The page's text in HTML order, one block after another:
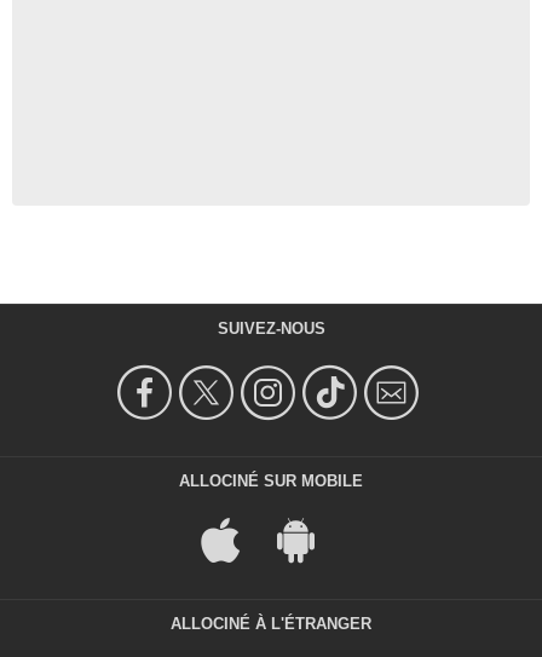
SUIVEZ-NOUS
ALLOCINÉ SUR MOBILE
ALLOCINÉ À L'ÉTRANGER